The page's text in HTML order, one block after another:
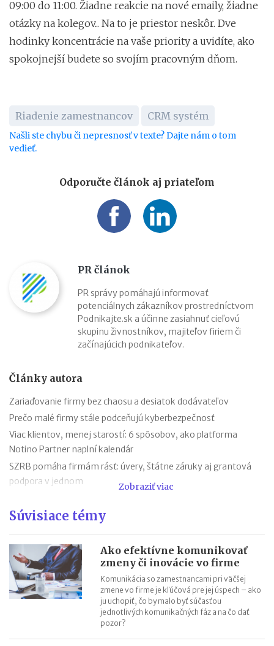
09:00 do 11:00. Žiadne reakcie na nové emaily, žiadne
otázky na kolegov... Na to je priestor neskôr. Dve
hodinky koncentrácie na vaše priority a uvidíte, ako
spokojnejší budete so svojím pracovným dňom.
Riadenie zamestnancov CRM systém
Našli ste chybu či nepresnosť v texte? Dajte nám o tom
vedieť.
Odporučte článok aj priateľom
PR článok
PR správy pomáhajú informovať
potenciálnych zákazníkov prostredníctvom
Podnikajte.sk a účinne zasiahnuť cieľovú
skupinu živnostníkov, majiteľov firiem či
začínajúcich podnikateľov.
Články autora
Zariaďovanie firmy bez chaosu a desiatok dodávateľov
Prečo malé firmy stále podceňujú kyberbezpečnosť
Viac klientov, menej starostí: 6 spôsobov, ako platforma
Notino Partner naplní kalendár
SZRB pomáha firmám rásť: úvery, štátne záruky aj grantová
podpora v jednom
Časté chyby v účtovníctve a ako sa im vyhnúť vďaka
Revolúcia v doručovaní listov: výdajné boxy už nie sú len pre
balíky, poštu si vyzdvihnete kedykoľvek
Efektívny rast v roku 2026: Objavte potenciál AI aj na Kaufland
online trhovisku
Black Friday: Ako môžu slovenskí predajcovia využiť nákupnú
Najsilnejšia predvianočná sezóna: 5 krokov k vyšším tržbám
Zobraziť viac
Súvisiace témy
Ako efektívne komunikovať
zmeny či inovácie vo firme
Komunikácia so zamestnancami pri väčšej
zmene vo firme je kľúčová pre jej úspech – ako
ju uchopiť, čo by malo byť súčasťou
jednotlivých komunikačných fáz a na čo dať
pozor?